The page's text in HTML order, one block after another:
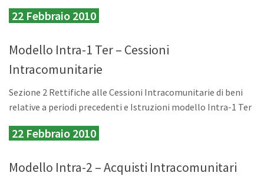
22 Febbraio 2010
Modello Intra-1 Ter – Cessioni
Intracomunitarie
Sezione 2 Rettifiche alle Cessioni Intracomunitarie di beni
relative a periodi precedenti e Istruzioni modello Intra-1 Ter
22 Febbraio 2010
Modello Intra-2 – Acquisti Intracomunitari